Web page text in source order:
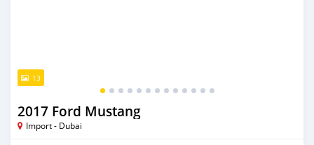
13
2017 Ford Mustang
Import - Dubai